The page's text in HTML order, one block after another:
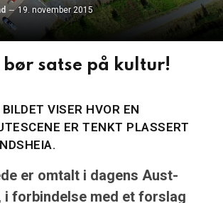
19. november 2015
satse på kultur!
VISER HVOR EN
ER TENKT PLASSERT
er omtalt i dagens Aust-
i forbindelse med et forslag